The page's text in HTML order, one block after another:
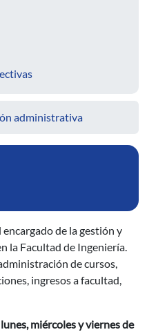
administrativa
de la gestión y
la Facultad de Ingeniería.
de cursos,
ingresos a facultad,
miércoles y viernes de